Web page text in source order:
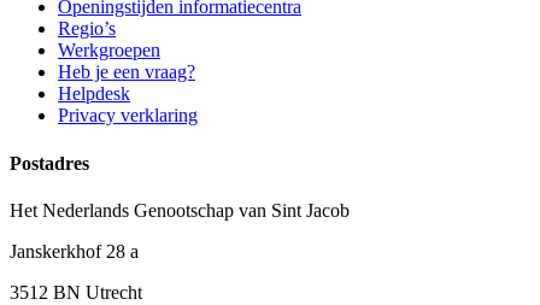
Openingstijden informatiecentra
Regio’s
Werkgroepen
Heb je een vraag?
Helpdesk
Privacy verklaring
Postadres
Het Nederlands Genootschap van Sint Jacob
Janskerkhof 28 a
3512 BN Utrecht